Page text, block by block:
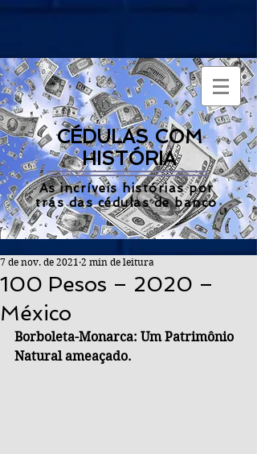
CÉDULAS COM
HISTÓRIA
As incríveis histórias por
trás das cédulas de banco
100 Pesos – 2020 –
México
7 de nov. de 2021 2 min de leitura
Borboleta-Monarca: Um Patrimônio
Natural ameaçado.